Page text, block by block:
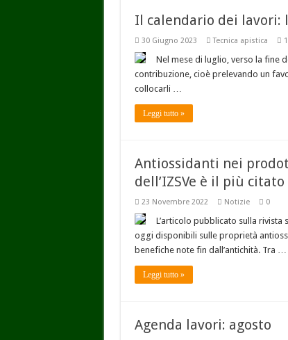
Il calendario dei lavori:
30 Giugno 2023 Tecnica apistica 1
Nel mese di luglio, verso la fine
contribuzione, cioè prelevando un
collocarli …
Leggi tutto »
Antiossidanti nei
dell’IZSVe è il più citato
23 Novembre 2022 Notizie 0
L’articolo pubblicato sulla
oggi disponibili sulle proprietà
benefiche note fin dall’antichità. Tra …
Leggi tutto »
Agenda lavori: agosto